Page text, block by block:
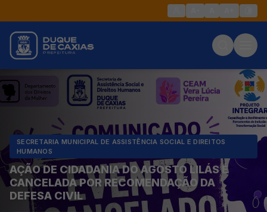
SECRETARIA MUNICIPAL DE ASSISTÊNCIA SOCIAL E DIREITOS
HUMANOS
AÇÃO DE CIDADANIA DO AGOSTO LILÁS É
CANCELADA POR RECOMENDAÇÃO DA
DEFESA CIVIL